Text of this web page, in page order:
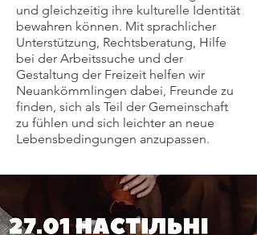
und gleichzeitig ihre kulturelle Identität
bewahren können. Mit sprachlicher
Unterstützung, Rechtsberatung, Hilfe
bei der Arbeitssuche und der
Gestaltung der Freizeit helfen wir
Neuankömmlingen dabei, Freunde zu
finden, sich als Teil der Gemeinschaft
zu fühlen und sich leichter an neue
Lebensbedingungen anzupassen.